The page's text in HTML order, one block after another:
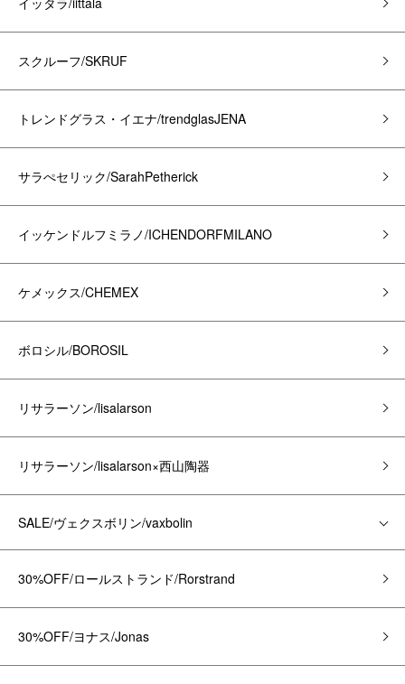
スクルーフ/SKRUF
トレンドグラス・イエナ/trendglasJENA
サラぺセリック/SarahPetherick
イッケンドルフミラノ/ICHENDORFMILANO
ケメックス/CHEMEX
ボロシル/BOROSIL
リサラーソン/lisalarson
リサラーソン/lisalarson×西山陶器
SALE/ヴェクスボリン/vaxbolin
30%OFF/ロールストランド/Rorstrand
30%OFF/ヨナス/Jonas